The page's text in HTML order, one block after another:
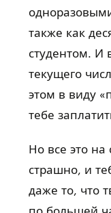
также как
студентом. И
текущего
этом в виду
тебе
Но все это
страшно, и
даже то, что